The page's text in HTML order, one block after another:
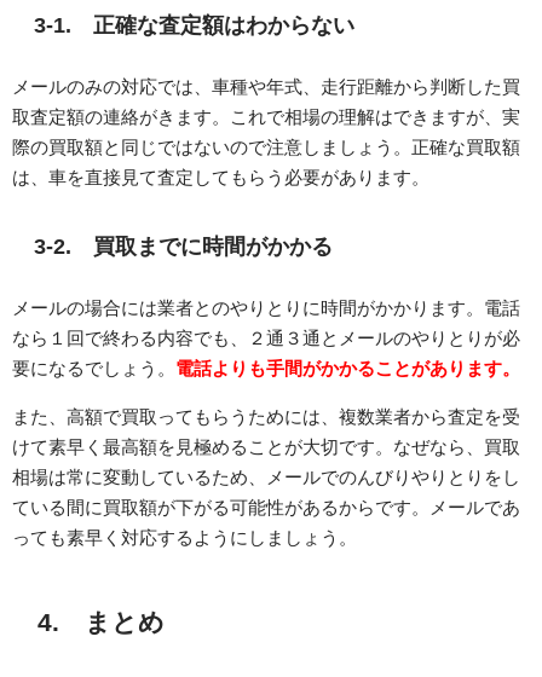
3-1. 正確な査定額はわからない
メールのみの対応では、車種や年式、走行距離から判断した買
取査定額の連絡がきます。これで相場の理解はできますが、実
際の買取額と同じではないので注意しましょう。正確な買取額
は、車を直接見て査定してもらう必要があります。
3-2. 買取までに時間がかかる
メールの場合には業者とのやりとりに時間がかかります。電話
なら１回で終わる内容でも、２通３通とメールのやりとりが必
要になるでしょう。 電話よりも手間がかかることがあります。
また、高額で買取ってもらうためには、複数業者から査定を受
けて素早く最高額を見極めることが大切です。なぜなら、買取
相場は常に変動しているため、メールでのんびりやりとりをし
ている間に買取額が下がる可能性があるからです。メールであ
っても素早く対応するようにしましょう。
4. まとめ